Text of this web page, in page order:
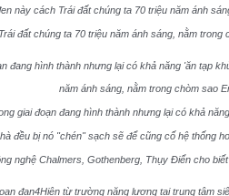
đất chúng ta 70 triệu năm ánh sáng, nằm trong
giai đoạn đang hình thành nhưng lại có khả
đều bị nó "chén" sạch sẽ để cũng cố hệ thống
nghệ Chalmers, Gothenberg, Thụy Điển cho